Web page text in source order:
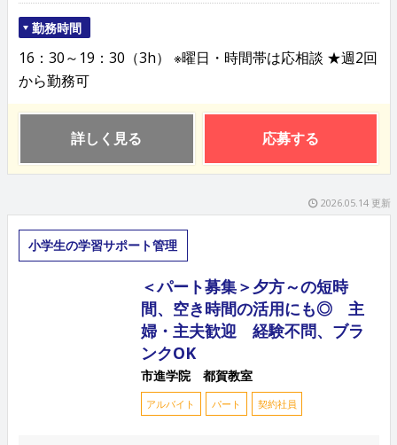
勤務時間
16：30～19：30（3h） ※曜日・時間帯は応相談 ★週2回
から勤務可
詳しく見る 応募する
2026.05.14 更新
小学生の学習サポート管理
＜パート募集＞夕方～の短時
間、空き時間の活用にも◎ 主
婦・主夫歓迎 経験不問、ブラ
ンクOK
市進学院 都賀教室
アルバイト パート 契約社員